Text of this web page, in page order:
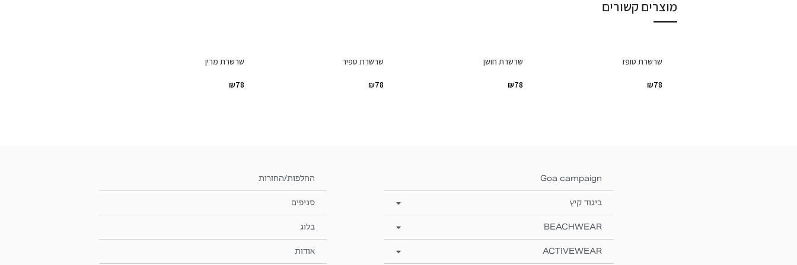
מוצרים קשורים
שרשרת טופז
₪78
שרשרת חושן
₪78
שרשרת ספיר
₪78
שרשרת מרין
₪78
Goa campaign
ביגוד קיץ
BEACHWEAR
ACTIVEWEAR
החלפות/החזרות
סניפים
בלוג
אודות